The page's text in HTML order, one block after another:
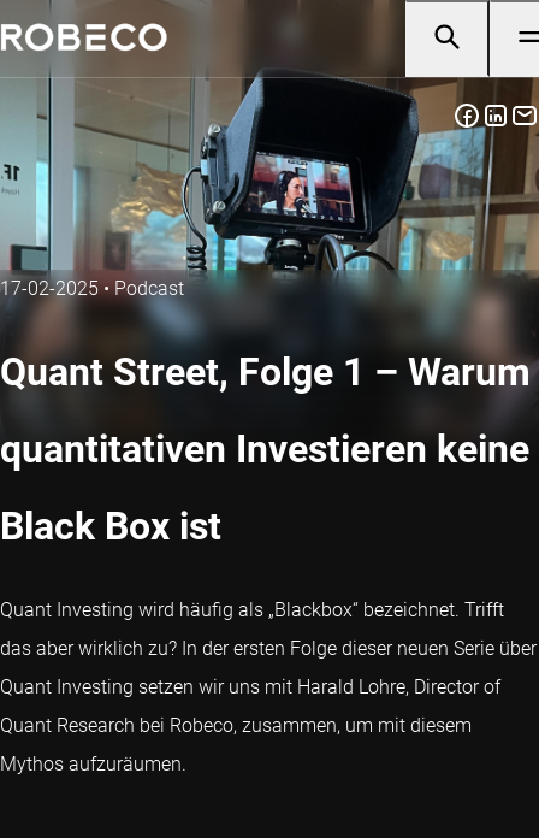
17-02-2025•Podcast
Quant Street, Folge 1 – Warum
quantitativen Investieren keine
Black Box ist
Quant Investing wird häufig als „Blackbox“ bezeichnet. Trifft
das aber wirklich zu? In der ersten Folge dieser neuen Serie über
Quant Investing setzen wir uns mit Harald Lohre, Director of
Quant Research bei Robeco, zusammen, um mit diesem
Mythos aufzuräumen.